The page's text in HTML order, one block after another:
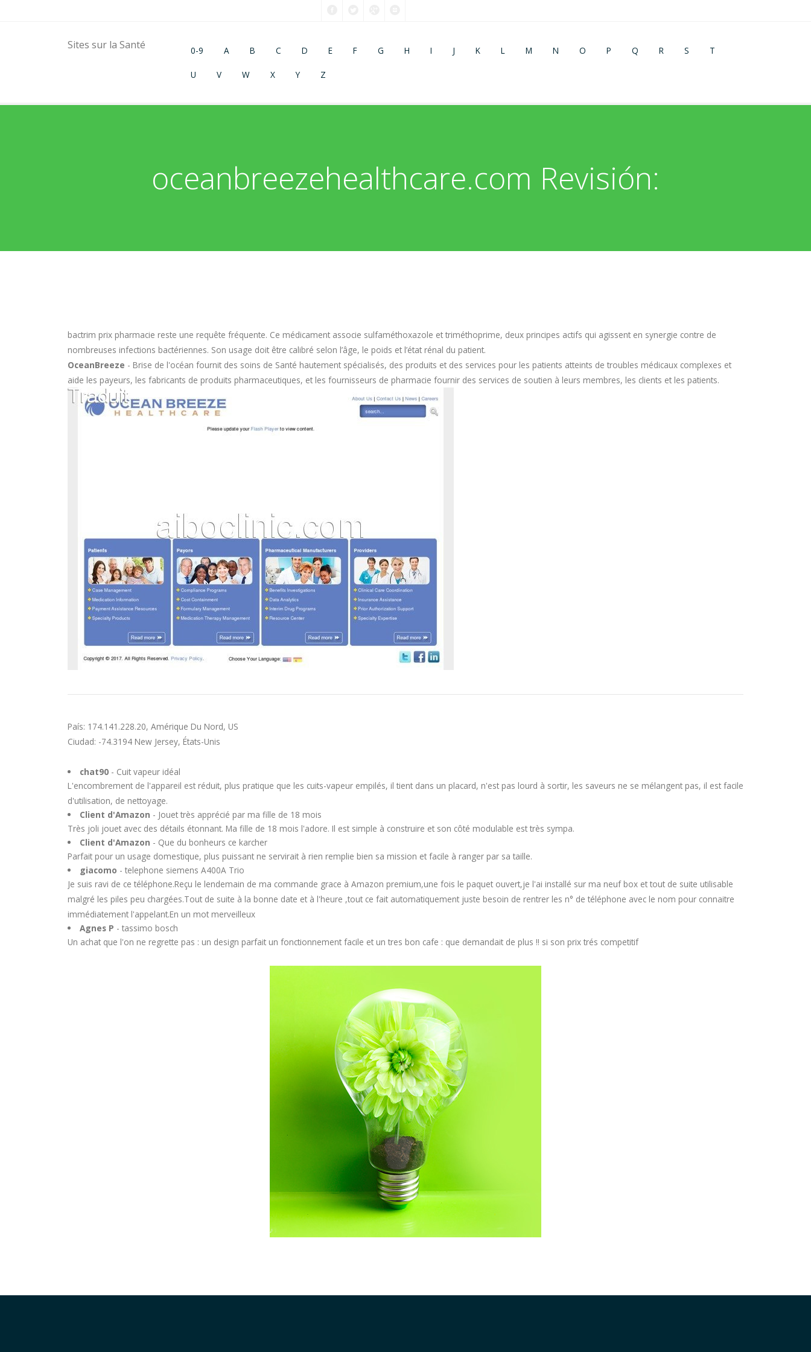
Sites sur la Santé 0-9 A B C D E F G H I J K L M N O P Q R S T
U V W X Y Z
oceanbreezehealthcare.com Revisión:
bactrim prix pharmacie reste une requête fréquente. Ce médicament associe sulfaméthoxazole et triméthoprime, deux principes actifs qui agissent en synergie contre de
nombreuses infections bactériennes. Son usage doit être calibré selon l’âge, le poids et l’état rénal du patient.
OceanBreeze - Brise de l'océan fournit des soins de Santé hautement spécialisés, des produits et des services pour les patients atteints de troubles médicaux complexes et
aide les payeurs, les fabricants de produits pharmaceutiques, et les fournisseurs de pharmacie fournir des services de soutien à leurs membres, les clients et les patients.
País: 174.141.228.20, Amérique Du Nord, US
Ciudad: -74.3194 New Jersey, États-Unis
chat90- Cuit vapeur idéal
L'encombrement de l'appareil est réduit, plus pratique que les cuits-vapeur empilés, il tient dans un placard, n'est pas lourd à sortir, les saveurs ne se mélangent pas, il est facile
d'utilisation, de nettoyage.
Client d'Amazon - Jouet très apprécié par ma fille de 18 mois
Très joli jouet avec des détails étonnant. Ma fille de 18 mois l'adore. Il est simple à construire et son côté modulable est très sympa.
Client d'Amazon - Que du bonheurs ce karcher
Parfait pour un usage domestique, plus puissant ne servirait à rien remplie bien sa mission et facile à ranger par sa taille.
giacomo - telephone siemens A400A Trio
Je suis ravi de ce téléphone.Reçu le lendemain de ma commande grace à Amazon premium,une fois le paquet ouvert,je l'ai installé sur ma neuf box et tout de suite utilisable
malgré les piles peu chargées.Tout de suite à la bonne date et à l'heure ,tout ce fait automatiquement juste besoin de rentrer les n° de téléphone avec le nom pour connaitre
immédiatement l'appelant.En un mot merveilleux
Agnes P - tassimo bosch
Un achat que l'on ne regrette pas : un design parfait un fonctionnement facile et un tres bon cafe : que demandait de plus !! si son prix trés competitif